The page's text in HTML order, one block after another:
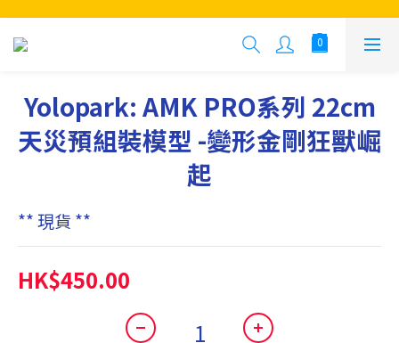
Yolopark: AMK PRO系列 22cm
天災預組裝模型 -變形金剛狂獸崛
起
** 現貨 **
HK$450.00